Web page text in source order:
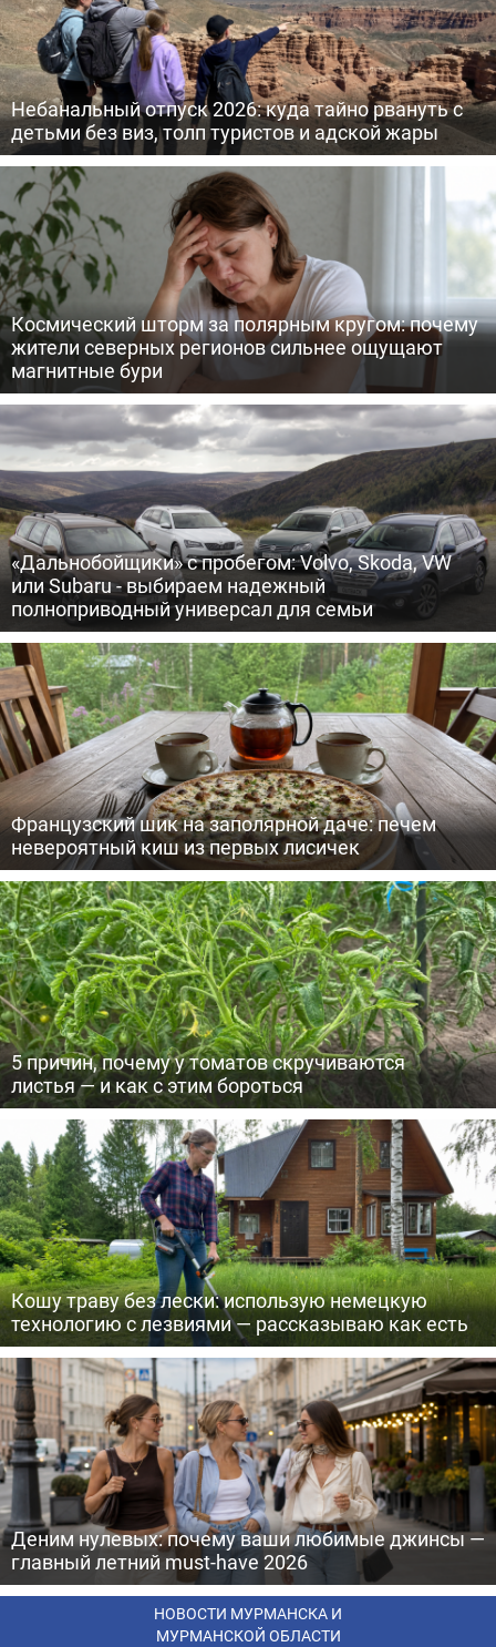
Небанальный отпуск 2026: куда тайно рвануть с
детьми без виз, толп туристов и адской жары
Космический шторм за полярным кругом: почему
жители северных регионов сильнее ощущают
магнитные бури
«Дальнобойщики» с пробегом: Volvo, Skoda, VW
или Subaru - выбираем надежный
полноприводный универсал для семьи
Французский шик на заполярной даче: печем
невероятный киш из первых лисичек
5 причин, почему у томатов скручиваются
листья — и как с этим бороться
Кошу траву без лески: использую немецкую
технологию с лезвиями — рассказываю как есть
Деним нулевых: почему ваши любимые джинсы —
главный летний must-have 2026
НОВОСТИ МУРМАНСКА И
МУРМАНСКОЙ ОБЛАСТИ